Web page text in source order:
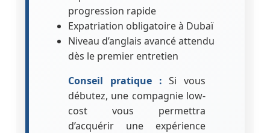
progression rapide
Expatriation obligatoire à Dubaï
Niveau d’anglais avancé attendu
dès le premier entretien
Conseil pratique : Si vous
débutez, une compagnie low-
cost vous permettra
d’acquérir une expérience